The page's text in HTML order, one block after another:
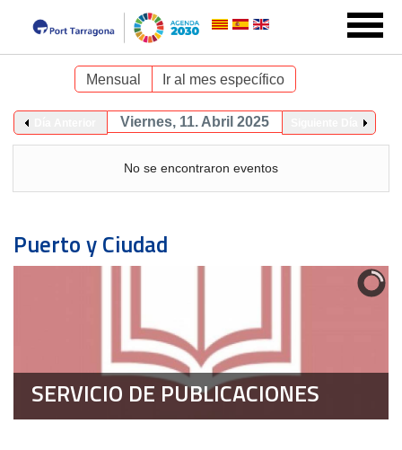
Mensual Ir al mes específico
Viernes, 11. Abril 2025
No se encontraron eventos
Puerto y Ciudad
SERVICIO DE PUBLICACIONES